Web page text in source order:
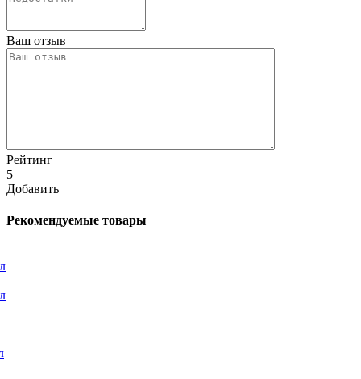
Ваш отзыв
Рейтинг
5
Добавить
Рекомендуемые товары